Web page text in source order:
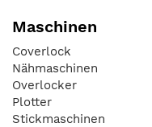
Maschinen
Coverlock
Nähmaschinen
Overlocker
Plotter
Stickmaschinen